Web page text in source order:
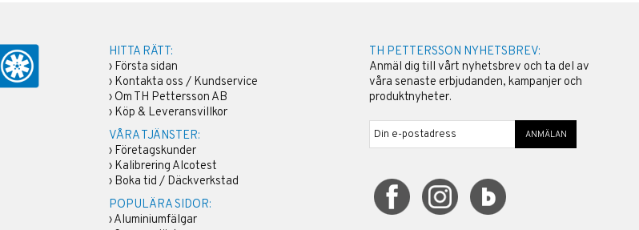
HITTA RÄTT:
› Första sidan
› Kontakta oss / Kundservice
› Om TH Pettersson AB
› Köp & Leveransvillkor
VÅRA TJÄNSTER:
› Företagskunder
› Kalibrering Alcotest
› Boka tid / Däckverkstad
POPULÄRA SIDOR:
›Aluminiumfälgar
TH PETTERSSON NYHETSBREV:
Anmäl dig till vårt nyhetsbrev och ta del av
våra senaste erbjudanden, kampanjer och
produktnyheter.
ANMÄLAN